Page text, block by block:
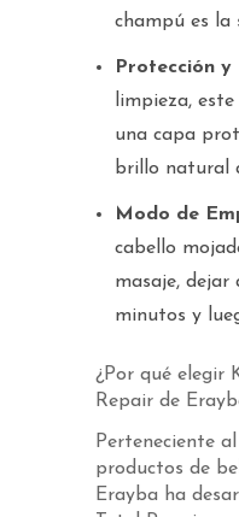
champú es la
Protección y
limpieza,
una capa
brillo natural
Modo de
cabello
masaje, dejar
minutos y
¿Por qué elegir
Repair de
Perteneciente
productos de
Erayba ha